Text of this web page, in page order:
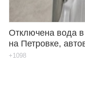
Отключена вода в
на Петровке,
+1098